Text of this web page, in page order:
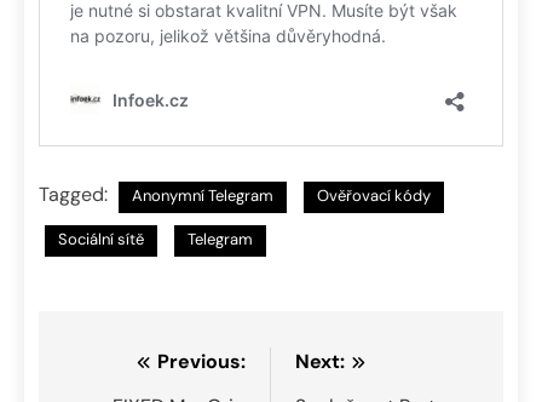
Tagged: Anonymní Telegram Ověřovací kódy
Sociální sítě Telegram
NavigacePrevious:
Next: